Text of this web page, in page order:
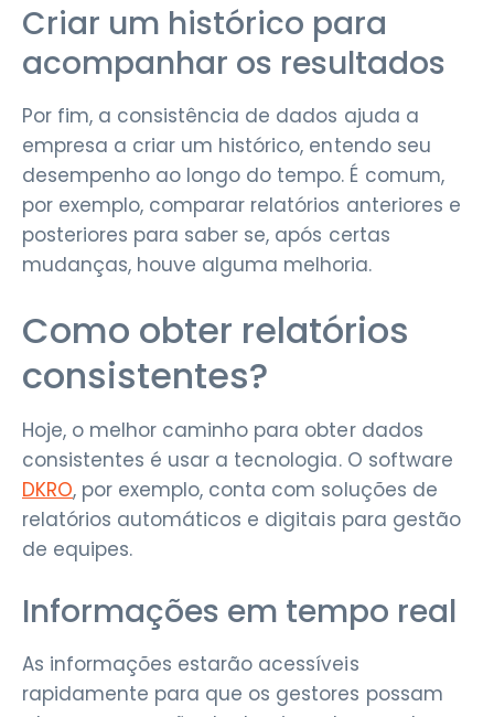
Criar um histórico para
acompanhar os resultados
Por fim, a consistência de dados ajuda a
empresa a criar um histórico, entendo seu
desempenho ao longo do tempo. É comum,
por exemplo, comparar relatórios anteriores e
posteriores para saber se, após certas
mudanças, houve alguma melhoria.
Como obter relatórios
consistentes?
Hoje, o melhor caminho para obter dados
consistentes é usar a tecnologia. O software
DKRO, por exemplo, conta com soluções de
relatórios automáticos e digitais para gestão
de equipes.
Informações em tempo real
As informações estarão acessíveis
rapidamente para que os gestores possam